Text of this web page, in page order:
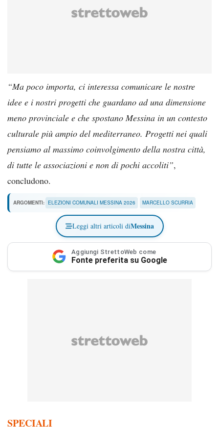
“Ma poco importa, ci interessa comunicare le nostre
idee e i nostri progetti che guardano ad una dimensione
meno provinciale e che spostano Messina in un contesto
culturale più ampio del mediterraneo. Progetti nei quali
pensiamo al massimo coinvolgimento della nostra città,
di tutte le associazioni e non di pochi accoliti”,
concludono.
ARGOMENTI: ELEZIONI COMUNALI MESSINA 2026 MARCELLO SCURRIA
Leggi altri articoli diMessina
Aggiungi StrettoWeb come
Fonte preferita su Google
SPECIALI